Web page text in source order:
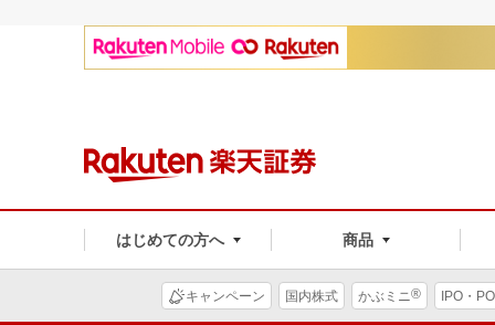
はじめての方へ 商品
キャンペーン 国内株式 かぶミニ® IPO・PO